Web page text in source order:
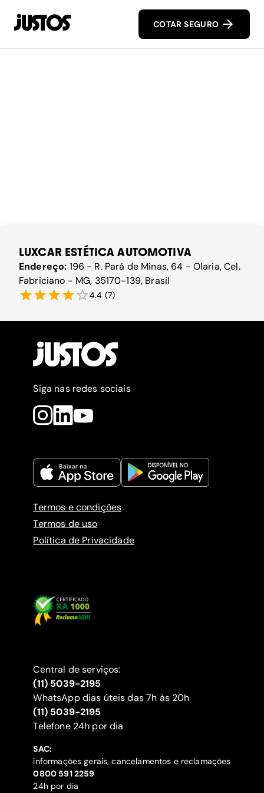
COTAR SEGURO
LUXCAR ESTÉTICA AUTOMOTIVA
Endereço: 196 - R. Pará de Minas, 64 - Olaria, Cel.
Fabriciano - MG, 35170-139, Brasil
4.4 (7)
Siga nas redes sociais
Termos e condições
Termos de uso
Política de Privacidade
Central de serviços:
(11) 5039-2195
WhatsApp dias úteis das 7h às 20h
(11) 5039-2195
‍Telefone 24h por dia
SAC:
informações gerais, cancelamentos e reclamações
‍0800 591 2259
24h por dia